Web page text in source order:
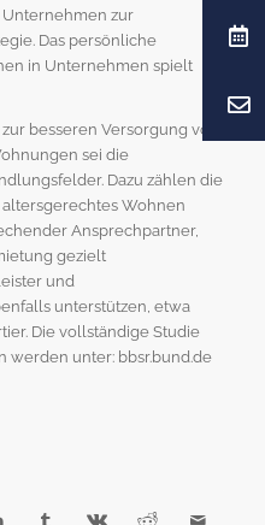
zur
Das persönliche
in Unternehmen spielt
besseren Versorgung von
sei die
Dazu zählen die
Wohnen
Ansprechpartner,
gezielt
und
unterstützen, etwa
Die vollständige Studie
werden unter: bbsr.bund.de